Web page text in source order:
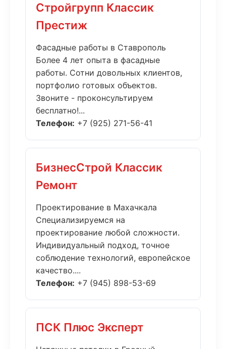
Стройгрупп Классик
Престиж
Фасадные работы в Ставрополь
Более 4 лет опыта в фасадные
работы. Сотни довольных клиентов,
портфолио готовых объектов.
Звоните - проконсультируем
бесплатно!...
Телефон: +7 (925) 271-56-41
БизнесСтрой Классик
Ремонт
Проектирование в Махачкала
Специализируемся на
проектирование любой сложности.
Индивидуальный подход, точное
соблюдение технологий, европейское
качество....
Телефон: +7 (945) 898-53-69
ПСК Плюс Эксперт